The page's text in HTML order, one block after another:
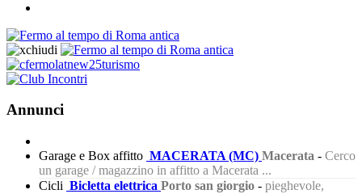
Annunci
Garage e Box affitto MACERATA (MC) Macerata - Cerco
un garage / magazzino in affitto a Macerata ...
Cicli Bicletta elettrica Porto san giorgio - pieghevole,